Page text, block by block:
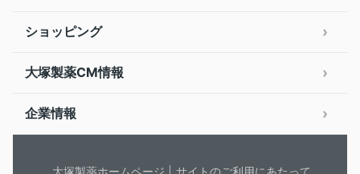
ショッピング
大塚製薬CM情報
企業情報